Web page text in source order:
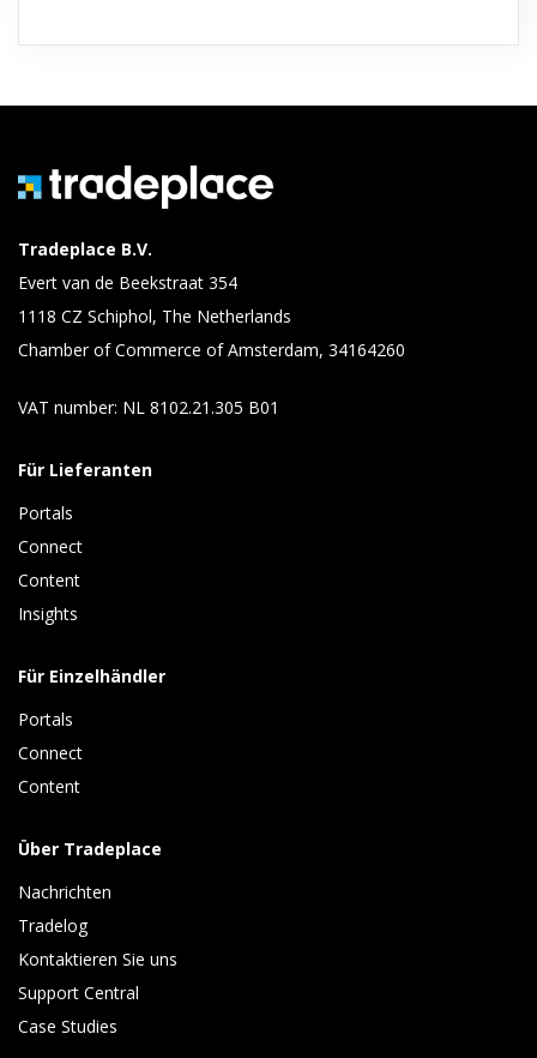
Tradeplace B.V.
Evert van de Beekstraat 354
1118 CZ Schiphol, The Netherlands
Chamber of Commerce of Amsterdam, 34164260
VAT number: NL 8102.21.305 B01
Für Lieferanten
Portals
Connect
Content
Insights
Für Einzelhändler
Portals
Connect
Content
Über Tradeplace
Nachrichten
Tradelog
Kontaktieren Sie uns
Support Central
Case Studies